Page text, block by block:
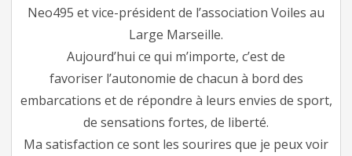
Neo495 et vice-président de l’association Voiles au
Large Marseille.
Aujourd’hui ce qui m’importe, c’est de
favoriser l’autonomie de chacun à bord des
embarcations et de répondre à leurs envies de sport,
de sensations fortes, de liberté.
Ma satisfaction ce sont les sourires que je peux voir